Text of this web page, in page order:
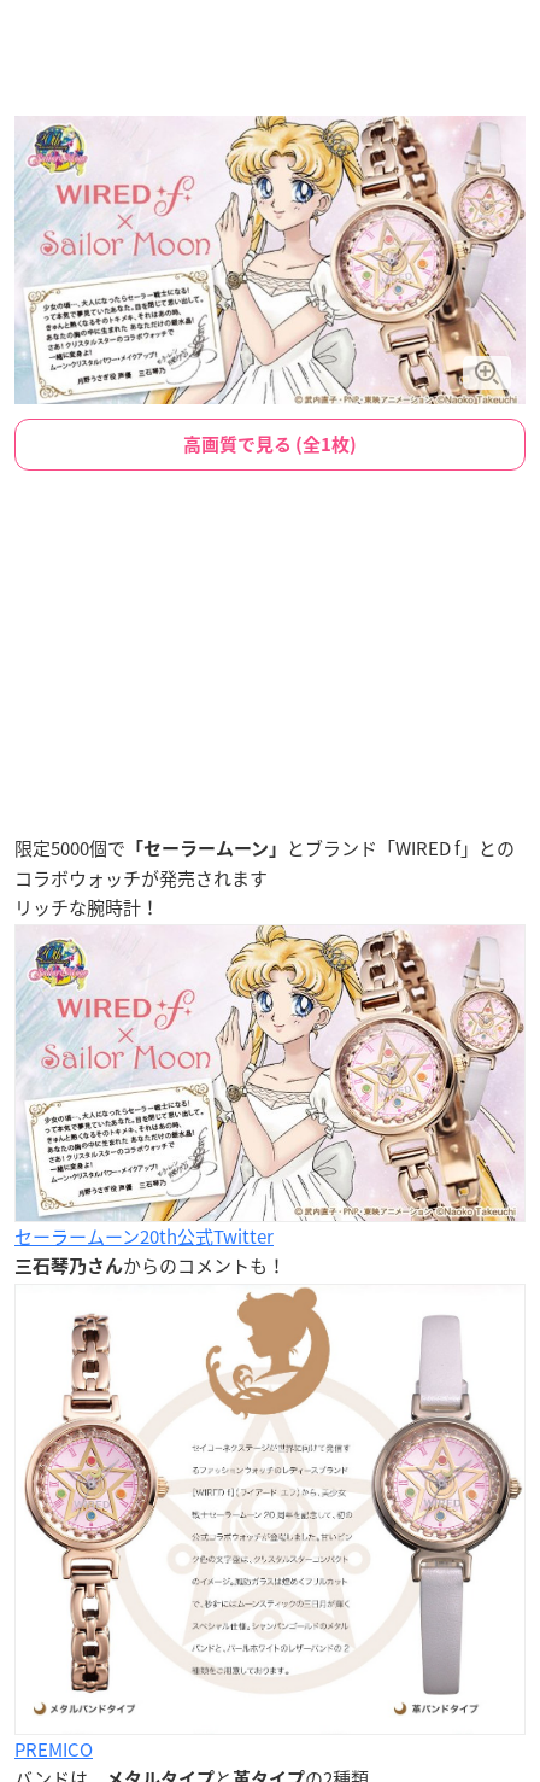
高画質で見る (全1枚)
限定5000個で 「セーラームーン」
とブランド「WIRED f」との
コラボウォッチが発売されます
リッチな腕時計！
セーラームーン20th公式Twitter
三石琴乃さんからのコメントも！
PREMICO